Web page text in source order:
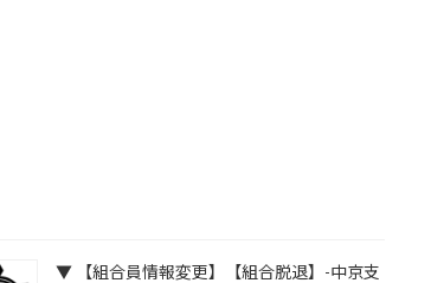
▼ 【組合員情報変更】【組合脱退】-中京支